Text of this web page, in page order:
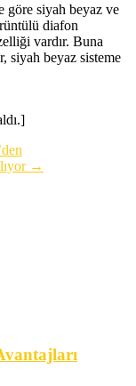
göre siyah beyaz ve
diafon
vardır. Buna
siyah beyaz sisteme
→